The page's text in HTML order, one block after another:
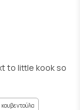
to little kook so
κουβεντούλα